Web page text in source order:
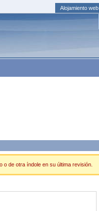
Alojamiento web
de otra índole en su última revisión.